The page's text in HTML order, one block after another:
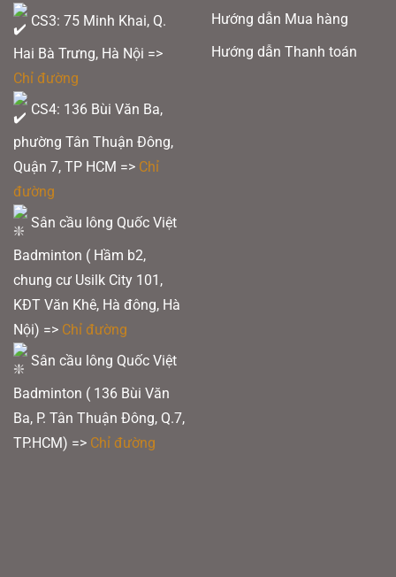
CS3: 75 Minh Khai, Q.
Hai Bà Trưng, Hà Nội =>
Chỉ đường
CS4: 136 Bùi Văn Ba,
phường Tân Thuận Đông,
Quận 7, TP HCM => Chỉ
đường
Sân cầu lông Quốc Việt
Badminton ( Hầm b2,
chung cư Usilk City 101,
KĐT Văn Khê, Hà đông, Hà
Nội) => Chỉ đường
Sân cầu lông Quốc Việt
Badminton ( 136 Bùi Văn
Ba, P. Tân Thuận Đông, Q.7,
TP.HCM) => Chỉ đường
Hướng dẫn Mua hàng
Hướng dẫn Thanh toán